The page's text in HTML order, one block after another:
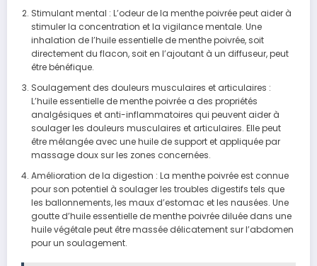
Stimulant mental : L’odeur de la menthe poivrée peut aider à
stimuler la concentration et la vigilance mentale. Une
inhalation de l’huile essentielle de menthe poivrée, soit
directement du flacon, soit en l’ajoutant à un diffuseur, peut
être bénéfique.
Soulagement des douleurs musculaires et articulaires :
L’huile essentielle de menthe poivrée a des propriétés
analgésiques et anti-inflammatoires qui peuvent aider à
soulager les douleurs musculaires et articulaires. Elle peut
être mélangée avec une huile de support et appliquée par
massage doux sur les zones concernées.
Amélioration de la digestion : La menthe poivrée est connue
pour son potentiel à soulager les troubles digestifs tels que
les ballonnements, les maux d’estomac et les nausées. Une
goutte d’huile essentielle de menthe poivrée diluée dans une
huile végétale peut être massée délicatement sur l’abdomen
pour un soulagement.